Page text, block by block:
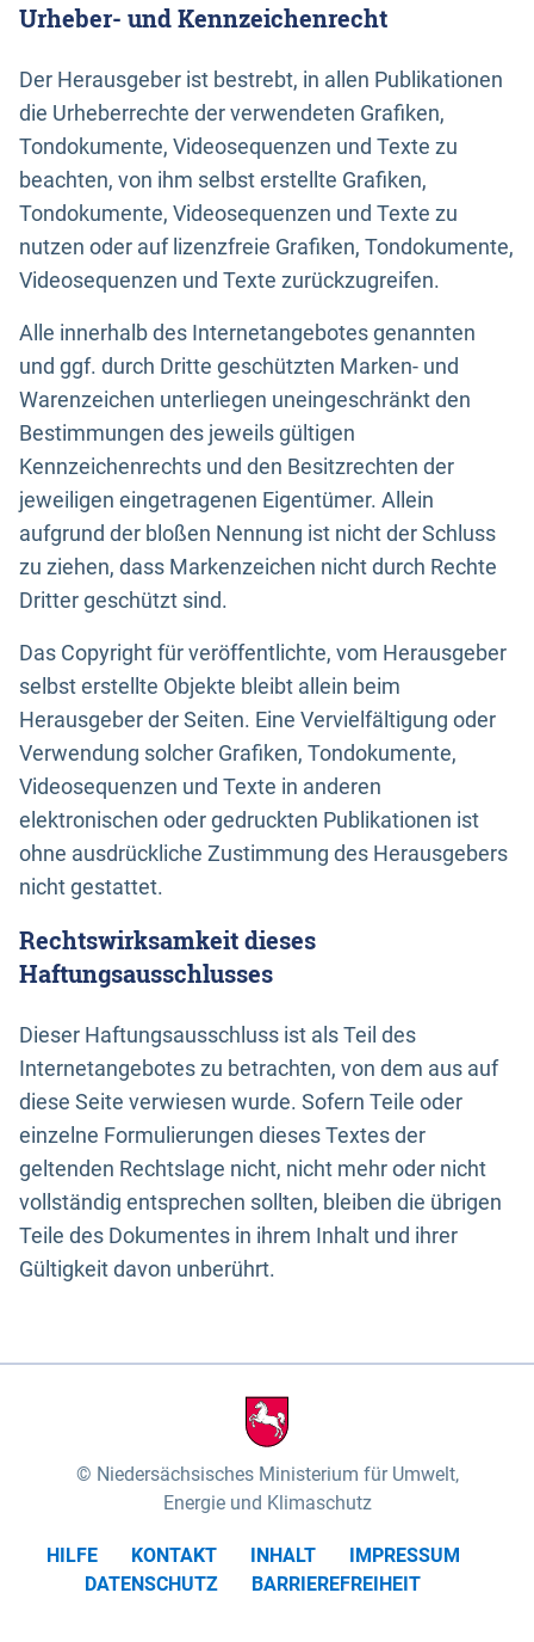
Urheber- und Kennzeichenrecht
Der Herausgeber ist bestrebt, in allen Publikationen
die Urheberrechte der verwendeten Grafiken,
Tondokumente, Videosequenzen und Texte zu
beachten, von ihm selbst erstellte Grafiken,
Tondokumente, Videosequenzen und Texte zu
nutzen oder auf lizenzfreie Grafiken, Tondokumente,
Videosequenzen und Texte zurückzugreifen.
Alle innerhalb des Internetangebotes genannten
und ggf. durch Dritte geschützten Marken- und
Warenzeichen unterliegen uneingeschränkt den
Bestimmungen des jeweils gültigen
Kennzeichenrechts und den Besitzrechten der
jeweiligen eingetragenen Eigentümer. Allein
aufgrund der bloßen Nennung ist nicht der Schluss
zu ziehen, dass Markenzeichen nicht durch Rechte
Dritter geschützt sind.
Das Copyright für veröffentlichte, vom Herausgeber
selbst erstellte Objekte bleibt allein beim
Herausgeber der Seiten. Eine Vervielfältigung oder
Verwendung solcher Grafiken, Tondokumente,
Videosequenzen und Texte in anderen
elektronischen oder gedruckten Publikationen ist
ohne ausdrückliche Zustimmung des Herausgebers
nicht gestattet.
Rechtswirksamkeit dieses
Haftungsausschlusses
Dieser Haftungsausschluss ist als Teil des
Internetangebotes zu betrachten, von dem aus auf
diese Seite verwiesen wurde. Sofern Teile oder
einzelne Formulierungen dieses Textes der
geltenden Rechtslage nicht, nicht mehr oder nicht
vollständig entsprechen sollten, bleiben die übrigen
Teile des Dokumentes in ihrem Inhalt und ihrer
Gültigkeit davon unberührt.
Niedersächsisches Ministerium für Umwelt,
Energie und Klimaschutz
HILFE KONTAKT INHALT
IMPRESSUM
DATENSCHUTZ
BARRIEREFREIHEIT